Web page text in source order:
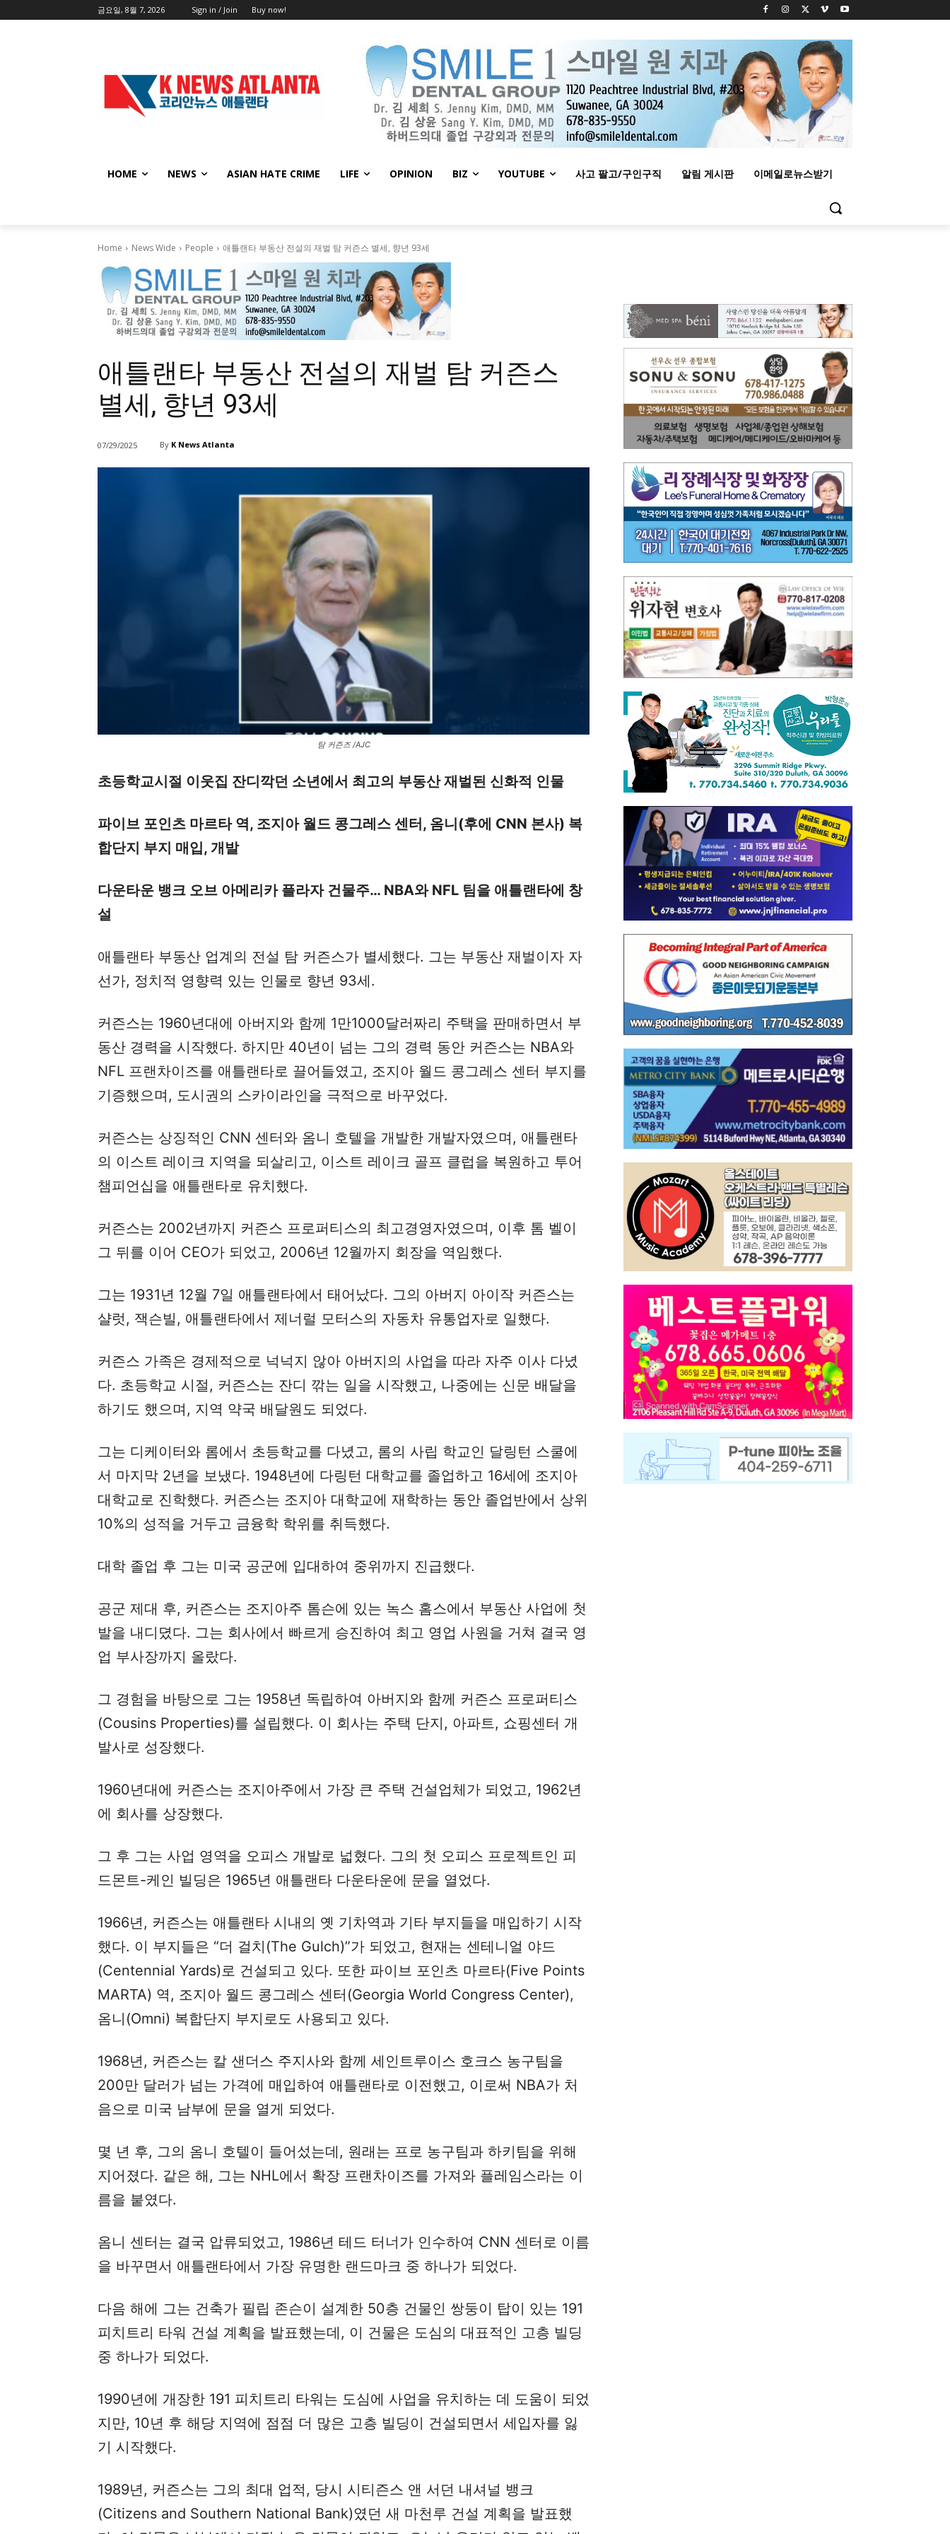
금요일, 8월 7, 2026 Sign in / Join Buy now!
HOME NEWS ASIAN HATE CRIME LIFE OPINION BIZ YOUTUBE 사고 팔고/구인구직 알림 게시판 이메일로뉴스받기
Home News Wide People 애틀랜타 부동산 전설의 재벌 탐 커즌스 별세, 향년 93세
애틀랜타 부동산 전설의 재벌 탐 커즌스
별세, 향년 93세
07/29/2025 By K News Atlanta
탐 커즌즈 /AJC
초등학교시절 이웃집 잔디깍던 소년에서 최고의 부동산 재벌된 신화적 인물
파이브 포인츠 마르타 역, 조지아 월드 콩그레스 센터, 옴니(후에 CNN 본사) 복
합단지 부지 매입, 개발
다운타운 뱅크 오브 아메리카 플라자 건물주… NBA와 NFL 팀을 애틀랜타에 창
설
애틀랜타 부동산 업계의 전설 탐 커즌스가 별세했다. 그는 부동산 재벌이자 자
선가, 정치적 영향력 있는 인물로 향년 93세.
커즌스는 1960년대에 아버지와 함께 1만1000달러짜리 주택을 판매하면서 부
동산 경력을 시작했다. 하지만 40년이 넘는 그의 경력 동안 커즌스는 NBA와
NFL 프랜차이즈를 애틀랜타로 끌어들였고, 조지아 월드 콩그레스 센터 부지를
기증했으며, 도시권의 스카이라인을 극적으로 바꾸었다.
커즌스는 상징적인 CNN 센터와 옴니 호텔을 개발한 개발자였으며, 애틀랜타
의 이스트 레이크 지역을 되살리고, 이스트 레이크 골프 클럽을 복원하고 투어
챔피언십을 애틀랜타로 유치했다.
커즌스는 2002년까지 커즌스 프로퍼티스의 최고경영자였으며, 이후 톰 벨이
그 뒤를 이어 CEO가 되었고, 2006년 12월까지 회장을 역임했다.
그는 1931년 12월 7일 애틀랜타에서 태어났다. 그의 아버지 아이작 커즌스는
샬럿, 잭슨빌, 애틀랜타에서 제너럴 모터스의 자동차 유통업자로 일했다.
커즌스 가족은 경제적으로 넉넉지 않아 아버지의 사업을 따라 자주 이사 다녔
다. 초등학교 시절, 커즌스는 잔디 깎는 일을 시작했고, 나중에는 신문 배달을
하기도 했으며, 지역 약국 배달원도 되었다.
그는 디케이터와 롬에서 초등학교를 다녔고, 롬의 사립 학교인 달링턴 스쿨에
서 마지막 2년을 보냈다. 1948년에 다링턴 대학교를 졸업하고 16세에 조지아
대학교로 진학했다. 커즌스는 조지아 대학교에 재학하는 동안 졸업반에서 상위
10%의 성적을 거두고 금융학 학위를 취득했다.
대학 졸업 후 그는 미국 공군에 입대하여 중위까지 진급했다.
공군 제대 후, 커즌스는 조지아주 톰슨에 있는 녹스 홈스에서 부동산 사업에 첫
발을 내디뎠다. 그는 회사에서 빠르게 승진하여 최고 영업 사원을 거쳐 결국 영
업 부사장까지 올랐다.
그 경험을 바탕으로 그는 1958년 독립하여 아버지와 함께 커즌스 프로퍼티스
(Cousins Properties)를 설립했다. 이 회사는 주택 단지, 아파트, 쇼핑센터 개
발사로 성장했다.
1960년대에 커즌스는 조지아주에서 가장 큰 주택 건설업체가 되었고, 1962년
에 회사를 상장했다.
그 후 그는 사업 영역을 오피스 개발로 넓혔다. 그의 첫 오피스 프로젝트인 피
드몬트-케인 빌딩은 1965년 애틀랜타 다운타운에 문을 열었다.
1966년, 커즌스는 애틀랜타 시내의 옛 기차역과 기타 부지들을 매입하기 시작
했다. 이 부지들은 “더 걸치(The Gulch)”가 되었고, 현재는 센테니얼 야드
(Centennial Yards)로 건설되고 있다. 또한 파이브 포인츠 마르타(Five Points
MARTA) 역, 조지아 월드 콩그레스 센터(Georgia World Congress Center),
옴니(Omni) 복합단지 부지로도 사용되고 있다.
1968년, 커즌스는 칼 샌더스 주지사와 함께 세인트루이스 호크스 농구팀을
200만 달러가 넘는 가격에 매입하여 애틀랜타로 이전했고, 이로써 NBA가 처
음으로 미국 남부에 문을 열게 되었다.
몇 년 후, 그의 옴니 호텔이 들어섰는데, 원래는 프로 농구팀과 하키팀을 위해
지어졌다. 같은 해, 그는 NHL에서 확장 프랜차이즈를 가져와 플레임스라는 이
름을 붙였다.
옴니 센터는 결국 압류되었고, 1986년 테드 터너가 인수하여 CNN 센터로 이름
을 바꾸면서 애틀랜타에서 가장 유명한 랜드마크 중 하나가 되었다.
다음 해에 그는 건축가 필립 존슨이 설계한 50층 건물인 쌍둥이 탑이 있는 191
피치트리 타워 건설 계획을 발표했는데, 이 건물은 도심의 대표적인 고층 빌딩
중 하나가 되었다.
1990년에 개장한 191 피치트리 타워는 도심에 사업을 유치하는 데 도움이 되었
지만, 10년 후 해당 지역에 점점 더 많은 고층 빌딩이 건설되면서 세입자를 잃
기 시작했다.
1989년, 커즌스는 그의 최대 업적, 당시 시티즌스 앤 서던 내셔널 뱅크
(Citizens and Southern National Bank)였던 새 마천루 건설 계획을 발표했